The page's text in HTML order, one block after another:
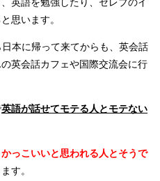
英語を勉強したり、セレブのイ
思います。
本に帰って来てからも、英会話
英会話カフェや国際交流会に行
英語が話せてモテる人とモテない
っこいいと思われる人とそうで
す。